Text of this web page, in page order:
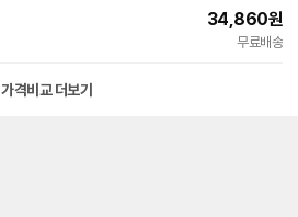
34,860원
무료배송
가격비교 더보기